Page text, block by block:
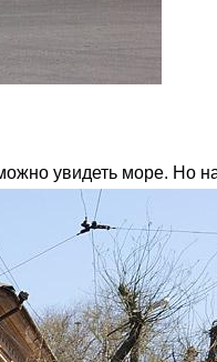
увидеть море. Но